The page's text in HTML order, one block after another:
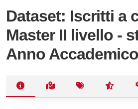
Dataset: Iscritti a
Master II livello -
Anno